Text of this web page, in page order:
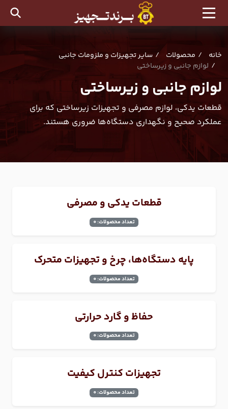
خانه محصولات
سایر تجهیزات و ملزومات جانبی
لوازم جانبی و زیرساختی
لوازم جانبی و زیرساختی
قطعات یدکی، لوازم مصرفی و تجهیزات زیرساختی که برای
عملکرد صحیح و نگهداری دستگاه‌ها ضروری هستند.
قطعات یدکی و مصرفی
تعداد محصولات: 0
پایه دستگاه‌ها، چرخ و تجهیزات متحرک
تعداد محصولات: 0
حفاظ و گارد حرارتی
تعداد محصولات: 0
تجهیزات کنترل کیفیت
تعداد محصولات: 0